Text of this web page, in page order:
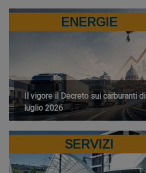
ENERGIE
Il vigore il Decreto sui carburanti di
luglio 2026
SERVIZI